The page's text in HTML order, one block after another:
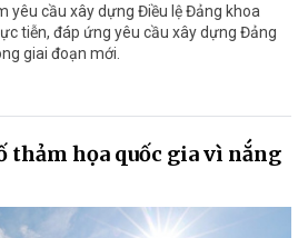
yêu cầu xây dựng Điều lệ Đảng khoa
tiễn, đáp ứng yêu cầu xây dựng Đảng
giai đoạn mới.
thảm họa quốc gia vì nắng